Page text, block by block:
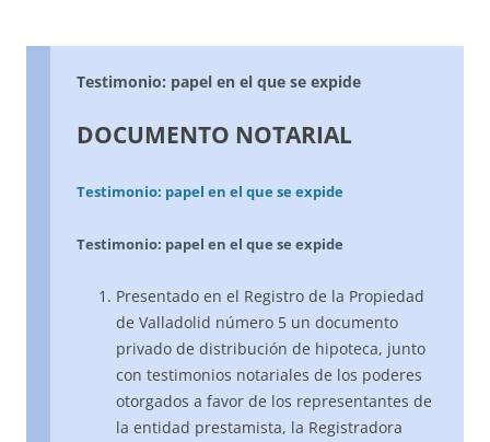
Testimonio: papel en el que se expide
DOCUMENTO NOTARIAL
Testimonio: papel en el que se expide
Testimonio: papel en el que se expide
Presentado en el Registro de la Propiedad
de Valladolid número 5 un documento
privado de distribución de hipoteca, junto
con testimonios notariales de los poderes
otorgados a favor de los representantes de
la entidad prestamista, la Registradora